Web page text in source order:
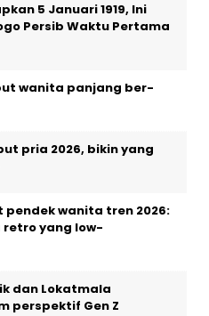
5 Januari 1919, Ini
Persib Waktu Pertama
wanita panjang ber-
pria 2026, bikin yang
pendek wanita tren 2026:
retro yang low-
dan Lokatmala
perspektif Gen Z